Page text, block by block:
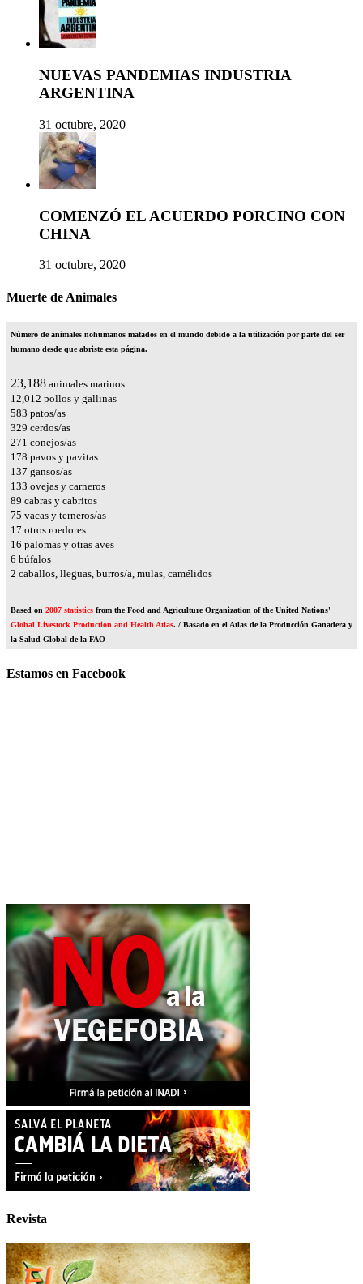
NUEVAS PANDEMIAS INDUSTRIA
ARGENTINA
31 octubre, 2020
COMENZÓ EL ACUERDO PORCINO CON
CHINA
31 octubre, 2020
Muerte de Animales
Número de animales nohumanos matados en el mundo debido a la utilización por parte del ser
humano desde que abriste esta página.
26,398 animales marinos
13,675 pollos y gallinas
663 patos/as
374 cerdos/as
309 conejos/as
203 pavos y pavitas
156 gansos/as
151 ovejas y carneros
101cabras y cabritos
86 vacas y terneros/as
19 otros roedores
18 palomas y otras aves
7 búfalos
3 caballos, lleguas, burros/a, mulas, camélidos
Based on 2007 statistics from the Food and Agriculture Organization of the United Nations'
Global Livestock Production and Health Atlas. / Basado en el Atlas de la Producción Ganadera y
la Salud Global de la FAO
Estamos en Facebook
Revista